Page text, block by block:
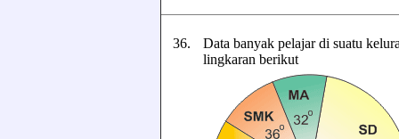
36.
Data banyak pelajar di suatu
lingkaran berikut